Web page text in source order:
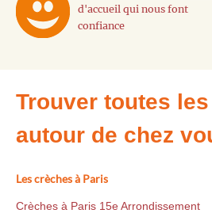
d'accueil qui nous font
confiance
Trouver toutes
autour de chez
Les crèches à Paris
Crèches à Paris 15e Arrondissement